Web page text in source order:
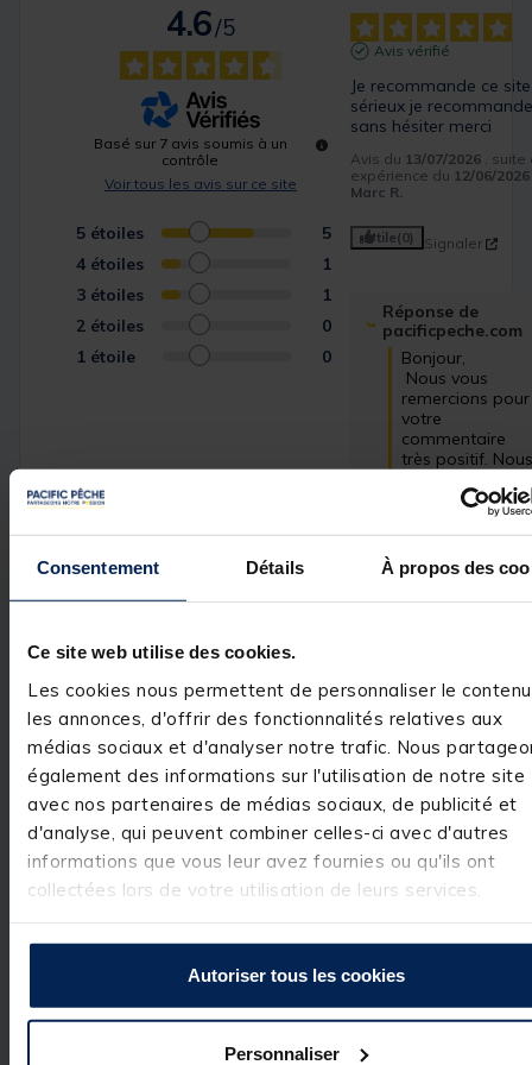
Consentement Détails À propos des
Ce site web utilise des cookies.
Les cookies nous permettent de personnaliser le
les annonces, d'offrir des fonctionnalités relatives aux
médias sociaux et d'analyser notre trafic. Nous
également des informations sur l'utilisation de notre site
avec nos partenaires de médias sociaux, de publicité et
d'analyse, qui peuvent combiner celles-ci avec d'autres
informations que vous leur avez fournies ou qu'ils ont
collectées lors de votre utilisation de leurs services.
Autoriser tous les cookies
Personnaliser
4.6
/5
Basé sur 7 avis soumis à un
contrôle
Voir tous les avis sur ce site
5 étoiles
5
4 étoiles
1
3 étoiles
1
2 étoiles
0
1 étoile 0
Avis vérifié
Je recommande ce
sérieux je
sans hésiter merci
Avis du 13/07/2026 , suite
expérience du 12/06/2026
Marc R.
Utile(0) Signaler
Réponse de
pacificpeche.com
Bonjour,
remercions pour
votre
commentaire
très positif.
d'avoir répondu
à vos attentes
de vous
parmi nos
clients. C'est un
réel plaisir.
Avis vérifié
Impeccable.
commande.
Avis du31/05/2026 , suite
expérience du29/04/2026
pacificpeche.com